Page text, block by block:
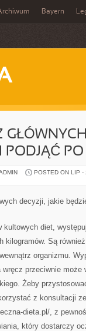
Bayern
PODJĄĆ
POSTED ON LIP -
decyzji, jakie
kultowych diet,
kilogramów. Są
organizmu.
wręcz przeciwnie
Żeby
z konsultacji
dieta.pl/, z
który dostarczy